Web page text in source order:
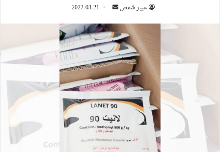
عبير شمص
أرسل
إلكترونيا
2022-03-21